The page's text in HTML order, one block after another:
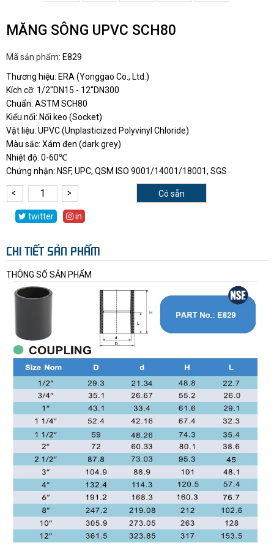
MĂNG SÔNG UPVC SCH80
Mã sản phẩm: E829
Thương hiệu: ERA (Yonggao Co., Ltd.)
Kích cỡ: 1/2''DN15 - 12''DN300
Chuẩn: ASTM SCH80
Kiểu nối: Nối keo (Socket)
Vật liệu: UPVC (Unplasticized Polyvinyl Chloride)
Màu sắc: Xám đen (dark grey)
Nhiệt độ: 0-60℃
Chứng nhận: NSF, UPC, QSM ISO 9001/14001/18001, SGS
Có sẵn
twitter in
CHI TIẾT SẢN PHẨM
THÔNG SỐ SẢN PHẨM